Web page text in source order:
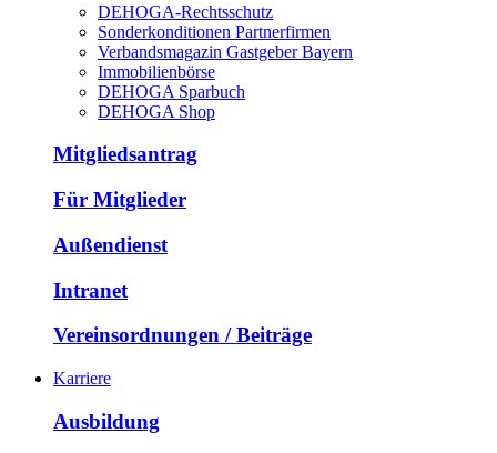
DEHOGA-Rechtsschutz
Sonderkonditionen Partnerfirmen
Verbandsmagazin Gastgeber Bayern
Immobilienbörse
DEHOGA Sparbuch
DEHOGA Shop
Mitgliedsantrag
Für Mitglieder
Außendienst
Intranet
Vereinsordnungen / Beiträge
Karriere
Ausbildung